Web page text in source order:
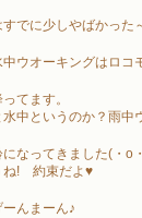
でに少しやばかった
ウオーキングはロコ
てます。
中というのか？雨中
なってきました(・o
ね! 約束だよ♥
んまーん♪